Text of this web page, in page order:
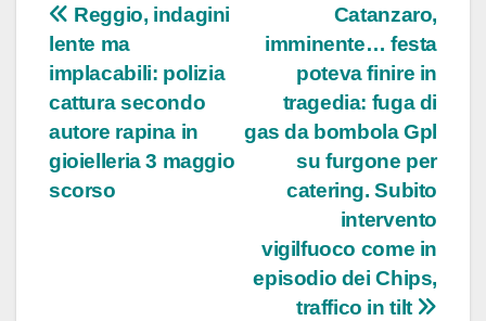
Navigazione
articoli
Catanzaro,
imminente… festa
poteva finire in
tragedia: fuga di
gas da bombola Gpl
su furgone per
catering. Subito
intervento
vigilfuoco come in
episodio dei Chips,
traffico in tilt
Reggio, indagini
lente ma
implacabili: polizia
cattura secondo
autore rapina in
gioielleria 3 maggio
scorso